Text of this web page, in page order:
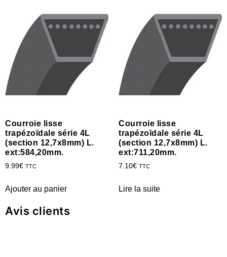
Courroie lisse
trapézoïdale série 4L
(section 12,7x8mm) L.
ext:584,20mm.
9.99€ TTC
Ajouter au panier
Courroie lisse
trapézoïdale série 4L
(section 12,7x8mm) L.
ext:711,20mm.
7.10€ TTC
Lire la suite
Avis clients